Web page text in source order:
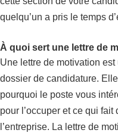
quelqu’un a pris le temps
À quoi sert une lettre de
Une lettre de motivation
dossier de candidature.
pourquoi le poste vous
pour l’occuper et ce qui
l’entreprise. La lettre de